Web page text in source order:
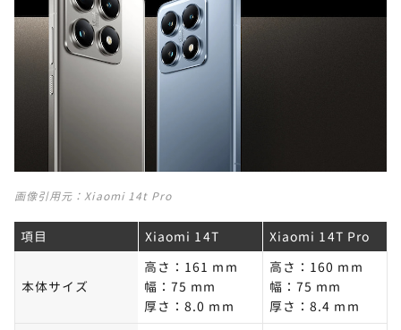
画像引用元：Xiaomi 14t Pro
項目 Xiaomi 14T Xiaomi 14T Pro
本体サイズ
高さ：161 mm
幅：75 mm
厚さ：8.0 mm
高さ：160 mm
幅：75 mm
厚さ：8.4 mm